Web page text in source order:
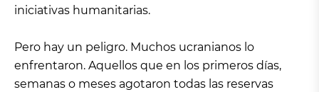
iniciativas humanitarias.
Pero hay un peligro. Muchos ucranianos lo
enfrentaron. Aquellos que en los primeros días,
semanas o meses agotaron todas las reservas